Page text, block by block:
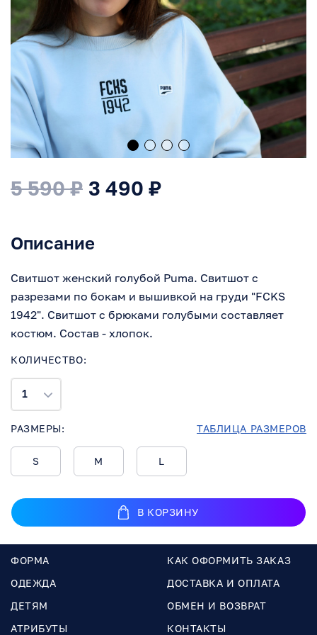
РАЗМЕРЫ: ТАБЛИЦА РАЗМЕРОВ
S M L
КОЛИЧЕСТВО:
1
5 590 ₽ 3 490 ₽
В КОРЗИНУ
Описание
Свитшот женский голубой Puma. Свитшот с
разрезами по бокам и вышивкой на груди "FCKS
1942". Свитшот с брюками голубыми составляет
костюм. Состав - хлопок.
ФОРМА
ОДЕЖДА
ДЕТЯМ
АТРИБУТЫ
КАК ОФОРМИТЬ ЗАКАЗ
ДОСТАВКА И ОПЛАТА
ОБМЕН И ВОЗВРАТ
КОНТАКТЫ
Оформить заказ
99
80
103
99
92 107